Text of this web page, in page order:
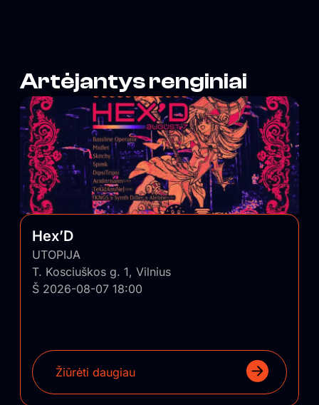
Artėjantys renginiai
Hex’D
UTOPIJA
T. Kosciuškos g. 1, Vilnius
Š 2026-08-07 18:00
Žiūrėti daugiau